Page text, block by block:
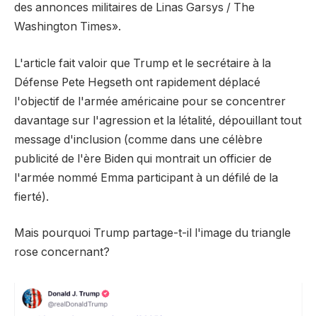
des annonces militaires de Linas Garsys / The
Washington Times».
L'article fait valoir que Trump et le secrétaire à la
Défense Pete Hegseth ont rapidement déplacé
l'objectif de l'armée américaine pour se concentrer
davantage sur l'agression et la létalité, dépouillant tout
message d'inclusion (comme dans une célèbre
publicité de l'ère Biden qui montrait un officier de
l'armée nommé Emma participant à un défilé de la
fierté).
Mais pourquoi Trump partage-t-il l'image du triangle
rose concernant?